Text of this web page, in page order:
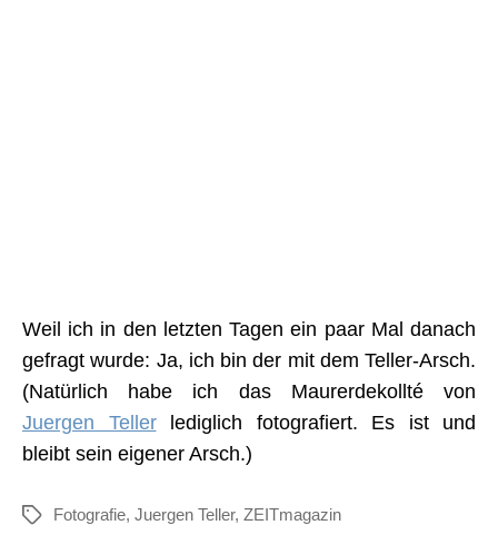
Weil ich in den letzten Tagen ein paar Mal danach
gefragt wurde: Ja, ich bin der mit dem Teller-Arsch.
(Natürlich habe ich das Maurerdekollté von
Juergen Tellerlediglich fotografiert. Es ist und
bleibt sein eigener Arsch.)
Schlagwörter
Fotografie, Juergen Teller, ZEITmagazin